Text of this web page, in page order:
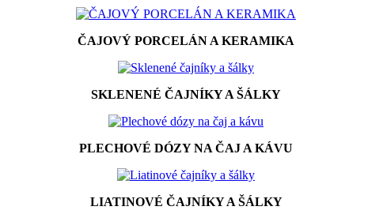
ČAJOVÝ PORCELÁN A KERAMIKA
SKLENENÉ ČAJNÍKY A ŠÁLKY
PLECHOVÉ DÓZY NA ČAJ A KÁVU
LIATINOVÉ ČAJNÍKY A ŠÁLKY